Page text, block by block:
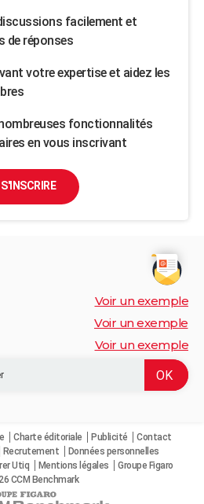
facilement et
de réponses
votre expertise et aidez les
fonctionnalités
en vous inscrivant
S'INSCRIRE
Voir un exemple
Voir un exemple
Voir un exemple
Charte éditoriale Publicité
Contact
Recrutement
Données personnelles
Utiq Mentions légales
Groupe Figaro
CCM Benchmark